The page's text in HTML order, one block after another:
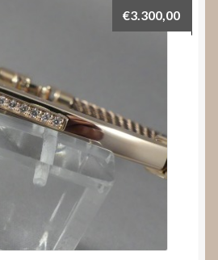
€3.300,00